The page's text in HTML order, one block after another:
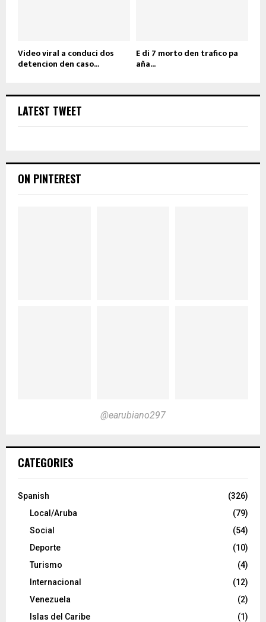
Video viral a conduci dos
detencion den caso...
E di 7 morto den trafico pa
aña...
LATEST TWEET
ON PINTEREST
@earubiano297
CATEGORIES
Spanish
(326)
Local/Aruba
(79)
Social
(54)
Deporte
(10)
Turismo
(4)
Internacional
(12)
Venezuela
(2)
Islas del Caribe
(1)